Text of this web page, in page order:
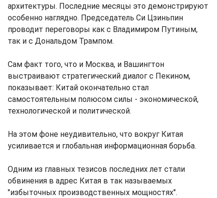
архитектуры. Последние месяцы это демонстрируют
особенно наглядно. Председатель Си Цзиньпин
проводит переговоры как с Владимиром Путиным,
так и с Дональдом Трампом.
Сам факт того, что и Москва, и Вашингтон
выстраивают стратегический диалог с Пекином,
показывает: Китай окончательно стал
самостоятельным полюсом силы - экономической,
технологической и политической.
На этом фоне неудивительно, что вокруг Китая
усиливается и глобальная информационная борьба.
Одним из главных тезисов последних лет стали
обвинения в адрес Китая в так называемых
"избыточных производственных мощностях".